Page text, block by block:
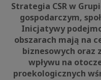
Strategia CSR w
gospodarczym,
Inicjatywy
obszarach mają na
biznesowych oraz
wpływu na
proekologicznych